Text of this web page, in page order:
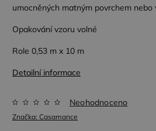
umocněných matným povrchem nebo
Opakování vzoru volné
Role 0,53 m x 10 m
Detailní informace
Značka: Casamance
Neohodnoceno